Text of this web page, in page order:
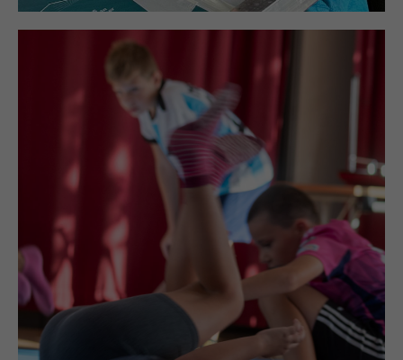
Kunst
UNTERRICHT